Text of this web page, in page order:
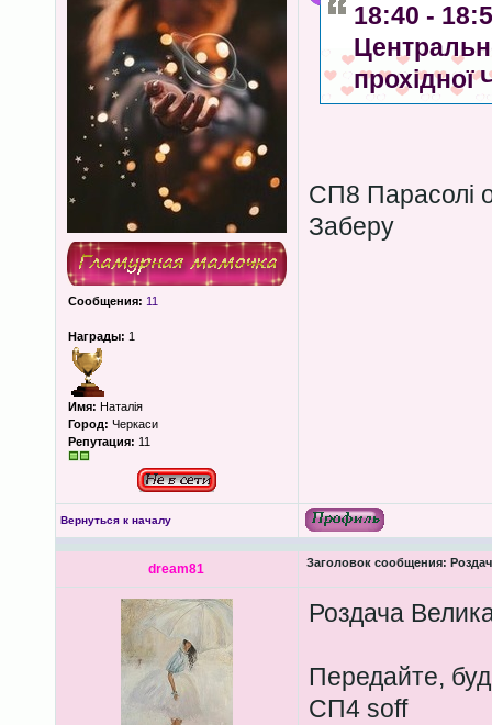
Сообщения: 11
Награды: 1
Имя: Наталія
Город: Черкаси
Репутация: 11
18:40 -
прохідної
СП8 Парасолі
Заберу
Вернуться к началу
dream81 Заголовок сообщения:
Роздача
Передайте,
СП4 soff